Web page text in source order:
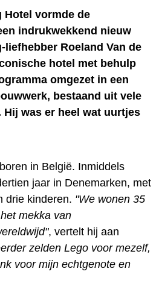
Hotel vormde de
indrukwekkend nieuw
liefhebber Roeland Van de
hotel met behulp
omgezet in een
bestaand uit vele
was er heel wat uurtjes
in België. Inmiddels
jaar in Denemarken, met
drie kinderen. "We wonen 35
mekka van
, vertelt hij aan
zelden Lego voor mezelf,
voor mijn echtgenote en